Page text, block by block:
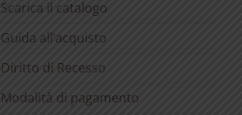
Scarica il catalogo
Guida all’acquisto
Diritto di Recesso
Modalità di pagamento